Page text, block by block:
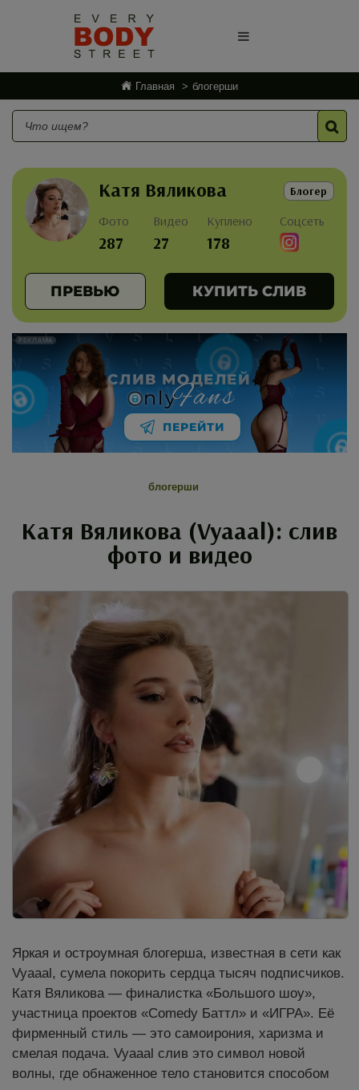
Главная блогерши
Катя Вяликова Блогер
Фото
287
Видео
27
Куплено
178
Соцсеть
ПРЕВЬЮ КУПИТЬ СЛИВ
РЕКЛАМА
СЛИВ МОДЕЛЕЙ
nlyFans
ПЕРЕЙТИ
блогерши
Катя Вяликова (Vyaaal): слив
фото и видео
Яркая и остроумная блогерша, известная в сети как
Vyaaal, сумела покорить сердца тысяч подписчиков.
Катя Вяликова — финалистка «Большого шоу»,
участница проектов «Comedy Баттл» и «ИГРА». Её
фирменный стиль — это самоирония, харизма и
смелая подача. Vyaaal слив это символ новой
волны, где обнаженное тело становится способом